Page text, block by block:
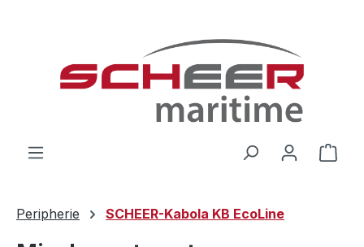
Peripherie SCHEER-Kabola KB EcoLine